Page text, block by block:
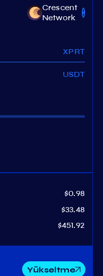
Crescent
Network
XPRT
USDT
$0.98
$33.48
$451.92
Yükseltme